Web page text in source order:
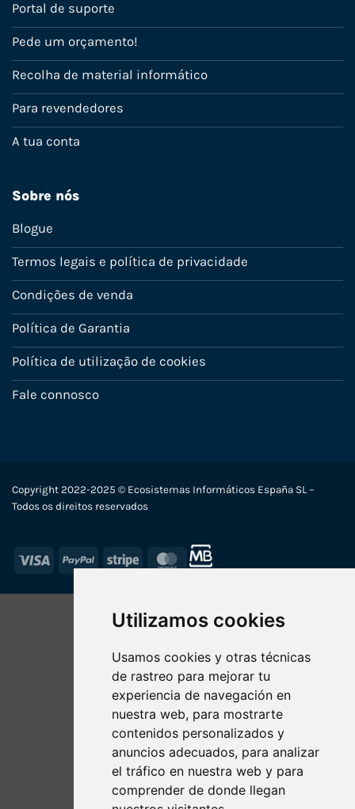
Utilizamos cookies
Usamos cookies y otras técnicas
de rastreo para mejorar tu
experiencia de navegación en
nuestra web, para mostrarte
contenidos personalizados y
anuncios adecuados, para analizar
el tráfico en nuestra web y para
comprender de donde llegan
Portal de suporte
Pede um orçamento!
Recolha de material informático
Para revendedores
A tua conta
Sobre nós
Blogue
Termos legais e política de privacidade
Condições de venda
Política de Garantia
Política de utilização de cookies
Fale connosco
Copyright 2022-2025 © Ecosistemas Informáticos España SL –
Todos os direitos reservados
Visa PayPal Stripe MasterCard